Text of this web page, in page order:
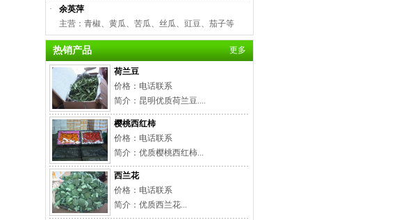
·
余英萍
主营：青椒、黄瓜、苦瓜、丝瓜、豇豆、茄子等
热销产品 更多
荷兰豆
价格：电话联系
简介：昆明优质荷兰豆....
樱桃西红柿
价格：电话联系
简介：优质樱桃西红柿...
西兰花
价格：电话联系
简介：优质西兰花...